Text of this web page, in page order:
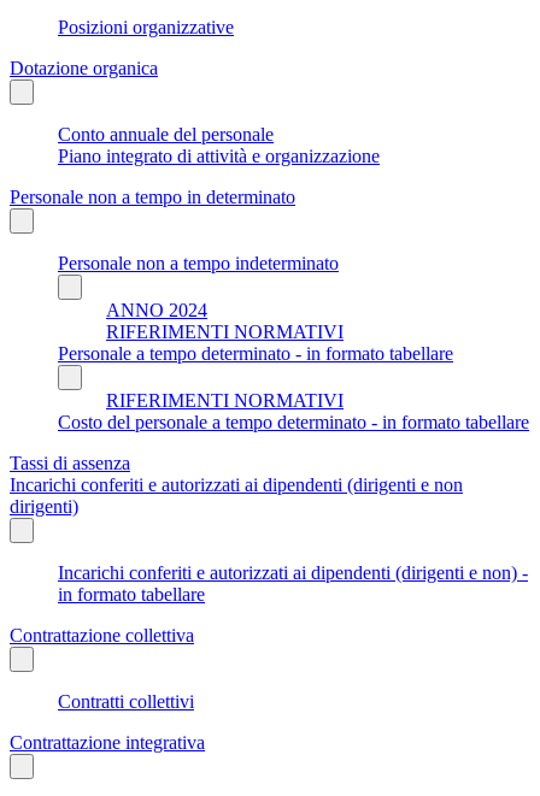
Posizioni organizzative
Dotazione organica
Conto annuale del personale
Piano integrato di attività e organizzazione
Personale non a tempo in determinato
Personale non a tempo indeterminato
ANNO 2024
RIFERIMENTI NORMATIVI
Personale a tempo determinato - in formato tabellare
RIFERIMENTI NORMATIVI
Costo del personale a tempo determinato - in formato tabellare
Tassi di assenza
Incarichi conferiti e autorizzati ai dipendenti (dirigenti e non
dirigenti)
Incarichi conferiti e autorizzati ai dipendenti (dirigenti e non) -
in formato tabellare
Contrattazione collettiva
Contratti collettivi
Contrattazione integrativa